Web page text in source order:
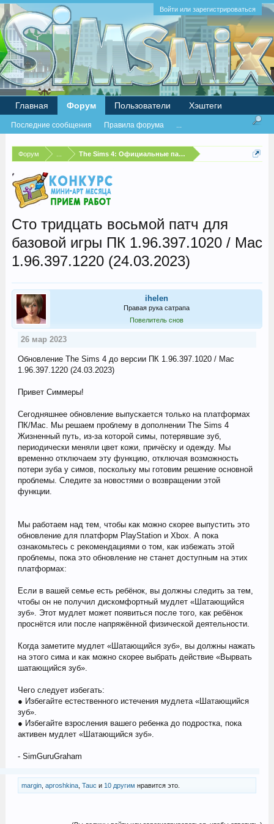
Войти или зарегистрироваться
Форум The Sims 4: Официальные патчи и бесплатные
Сто тридцать восьмой патч для
базовой игры ПК 1.96.397.1020 / Mac
1.96.397.1220 (24.03.2023)
ihelen
Правая рука сатрапа
Повелитель снов
26 мар 2023
Обновление The Sims 4 до версии ПК 1.96.397.1020 / Mac
1.96.397.1220 (24.03.2023)
Привет Симмеры!
Сегодняшнее обновление выпускается только на платформах
ПК/Mac. Мы решаем проблему в дополнении The Sims 4
Жизненный путь, из-за которой симы, потерявшие зуб,
периодически меняли цвет кожи, причёску и одежду. Мы
временно отключаем эту функцию, отключая возможность
потери зуба у симов, поскольку мы готовим решение основной
проблемы. Следите за новостями о возвращении этой
функции.
Мы работаем над тем, чтобы как можно скорее выпустить это
обновление для платформ PlayStation и Xbox. А пока
ознакомьтесь с рекомендациями о том, как избежать этой
проблемы, пока это обновление не станет доступным на этих
платформах:
Если в вашей семье есть ребёнок, вы должны следить за тем,
чтобы он не получил дискомфортный мудлет «Шатающийся
зуб». Этот мудлет может появиться после того, как ребёнок
проснётся или после напряжённой физической деятельности.
Когда заметите мудлет «Шатающийся зуб», вы должны нажать
на этого сима и как можно скорее выбрать действие «Вырвать
шатающийся зуб».
Чего следует избегать:
● Избегайте естественного истечения мудлета «Шатающийся
зуб».
● Избегайте взросления вашего ребенка до подростка, пока
активен мудлет «Шатающийся зуб».
- SimGuruGraham
margin, aproshkina, Tauc и 10 другим нравится это.
Главная Форум
Последние сообщения Правила форума ...
Пользователи Хэштеги